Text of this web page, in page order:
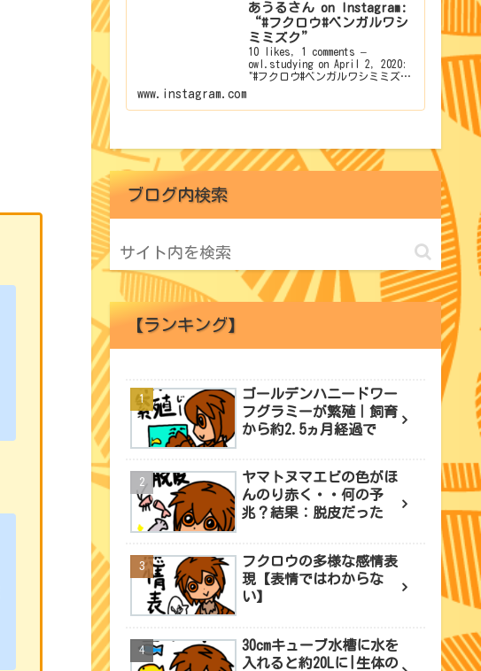
あうるさん on Instagram:
“#フクロウ#ベンガルワシ
ミミズク”
10 likes, 1 comments –
owl.studying on April 2, 2020:
"#フクロウ#ベンガルワシミミズ
www.instagram.com
ブログ内検索
【ランキング】
ゴールデンハニードワー
フグラミーが繁殖｜飼育
から約2.5ヵ月経過で
ヤマトヌマエビの色がほ
んのり赤く・・何の予
兆？結果：脱皮だった
フクロウの多様な感情表
現【表情ではわからな
い】
30cmキューブ水槽に水を
入れると約20Lに|生体の